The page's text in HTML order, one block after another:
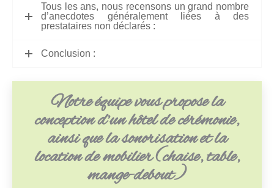
Tous les ans, nous recensons un grand nombre
d’anecdotes généralement liées à des
prestataires non déclarés :
Conclusion :
Notre équipe vous propose la
conception d’un hôtel de cérémonie,
ainsi que la sonorisation et la
location de mobilier (chaise, table,
mange-debout)